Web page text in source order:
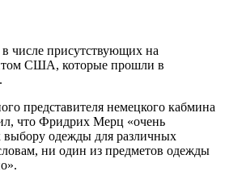
числе присутствующих на
США, которые прошли в
представителя немецкого кабмина
что Фридрих Мерц «очень
выбору одежды для различных
ни один из предметов одежды